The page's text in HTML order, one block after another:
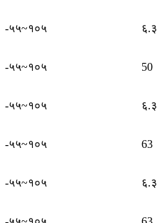
-५५~१०५ ६.३
-५५~१०५ 50
-५५~१०५ ६.३
-५५~१०५ 63
-५५~१०५ ६.३